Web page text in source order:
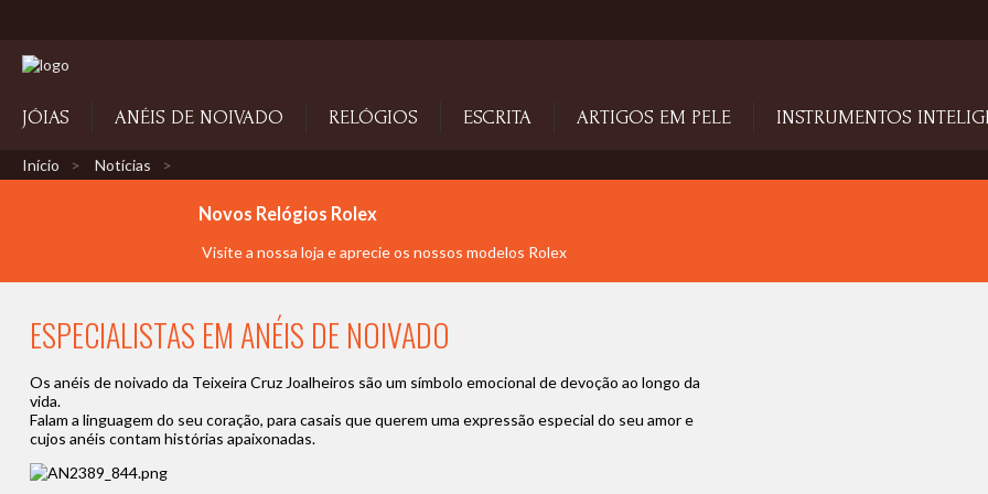
JÓIAS ANÉIS DE NOIVADO RELÓGIOS ESCRITA ARTIGOS EM PELE INSTRUMENTOS
Início Notícias
Novos Relógios Rolex
Visite a nossa loja e aprecie os nossos modelos Rolex
ESPECIALISTAS EM ANÉIS DE NOIVADO
Os anéis de noivado da Teixeira Cruz Joalheiros são um símbolo emocional de devoção ao longo da
vida.
Falam a linguagem do seu coração, para casais que querem uma expressão especial do seu amor e
cujos anéis contam histórias apaixonadas.